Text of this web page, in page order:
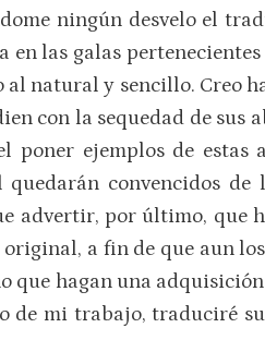
ningún desvelo el
las galas
natural y sencillo. Creo
con la sequedad de sus
ejemplos de estas
convencidos
advertir, por último, que
a fin de que aun
que hagan una
de mi trabajo, traduciré